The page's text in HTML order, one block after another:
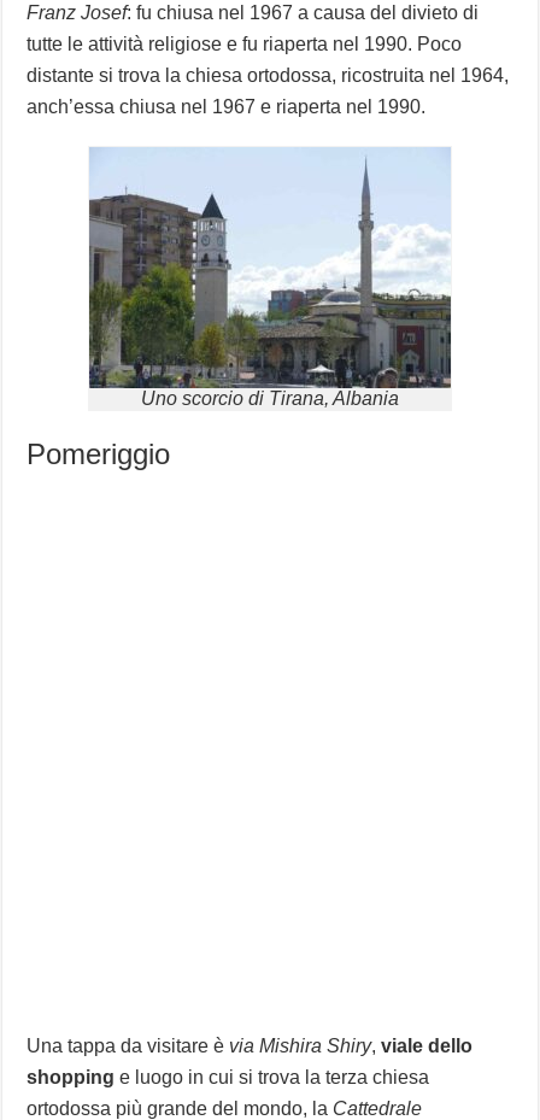
Franz Josef: fu chiusa nel 1967 a causa del divieto di
tutte le attività religiose e fu riaperta nel 1990. Poco
distante si trova la chiesa ortodossa, ricostruita nel 1964,
anch’essa chiusa nel 1967 e riaperta nel 1990.
Uno scorcio di Tirana, Albania
Pomeriggio
Una tappa da visitare è via Mishira Shiry,viale dello
shopping e luogo in cui si trova la terza chiesa
ortodossa più grande del mondo, la Cattedrale